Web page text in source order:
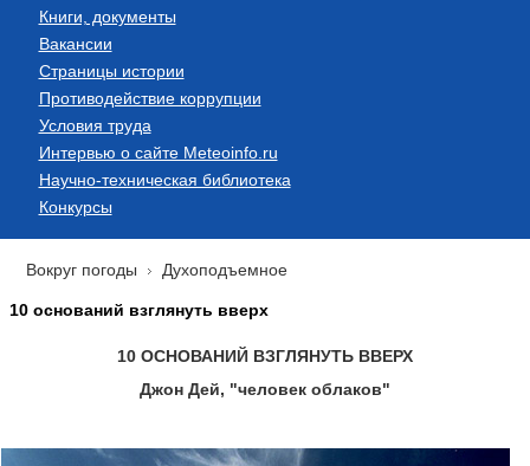
Книги, документы
Вакансии
Страницы истории
Противодействие коррупции
Условия труда
Интервью о сайте Meteoinfo.ru
Научно-техническая библиотека
Конкурсы
Вокруг погоды Духоподъемное
10 оснований взглянуть вверх
10 ОСНОВАНИЙ ВЗГЛЯНУТЬ ВВЕРХ
Джон Дей, "человек облаков"